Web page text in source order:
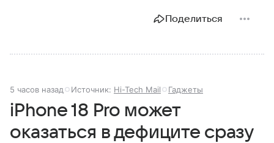
Поделиться
5 часов назад Источник: Hi-Tech Mail Гаджеты
iPhone 18 Pro может
оказаться в дефиците сразу